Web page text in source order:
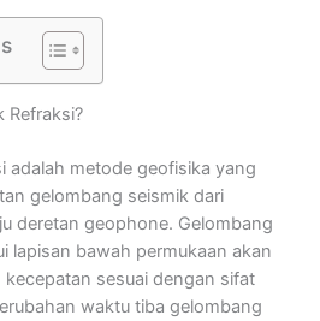
Refraksi?
adalah metode geofisika yang
gelombang seismik dari
deretan geophone. Gelombang
lapisan bawah permukaan akan
kecepatan sesuai dengan sifat
waktu tiba gelombang